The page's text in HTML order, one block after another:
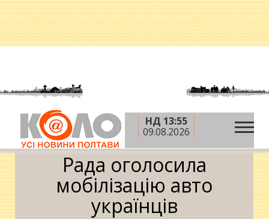
НД 13:55
09.08.2026
Головна » Новини » Влада »Рада оголосила
мобілізацію авто українців
Рада оголосила
мобілізацію авто
українців